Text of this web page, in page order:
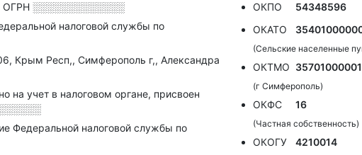
ОГРН ░░░░░░░░░░░░░
налоговой службы по
Крым Респ,, Симферополь г,, Александра
на учет в налоговом органе, присвоен
Федеральной налоговой службы по
ОКПО
54348596
ОКАТО
(Сельские населенные
ОКТМО 35701000001
(г Симферополь)
ОКФС 16
(Частная собственность)
ОКОГУ 4210014